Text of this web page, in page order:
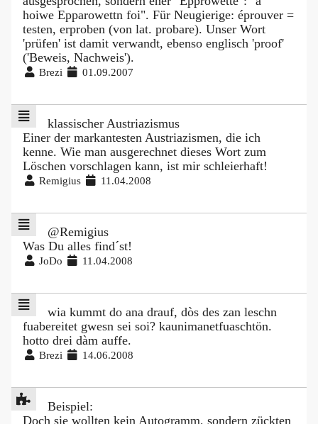
hoiwe Epparowettn foi". Für Neugierige: éprouver =
testen, erproben (von lat. probare). Unser Wort
'prüfen' ist damit verwandt, ebenso englisch 'proof'
('Beweis, Nachweis').
Brezi 01.09.2007
klassischer Austriazismus
Einer der markantesten Austriazismen, die ich
kenne. Wie man ausgerechnet dieses Wort zum
Löschen vorschlagen kann, ist mir schleierhaft!
Remigius 11.04.2008
@Remigius
Was Du alles find´st!
JoDo 11.04.2008
wia kummt do ana drauf, dòs des zan leschn
fuabereitet gwesn sei soi? kaunimanetfuaschtön.
hotto drei dàm auffe.
Brezi 14.06.2008
Beispiel:
Doch sie wollten kein Autogramm, sondern zückten